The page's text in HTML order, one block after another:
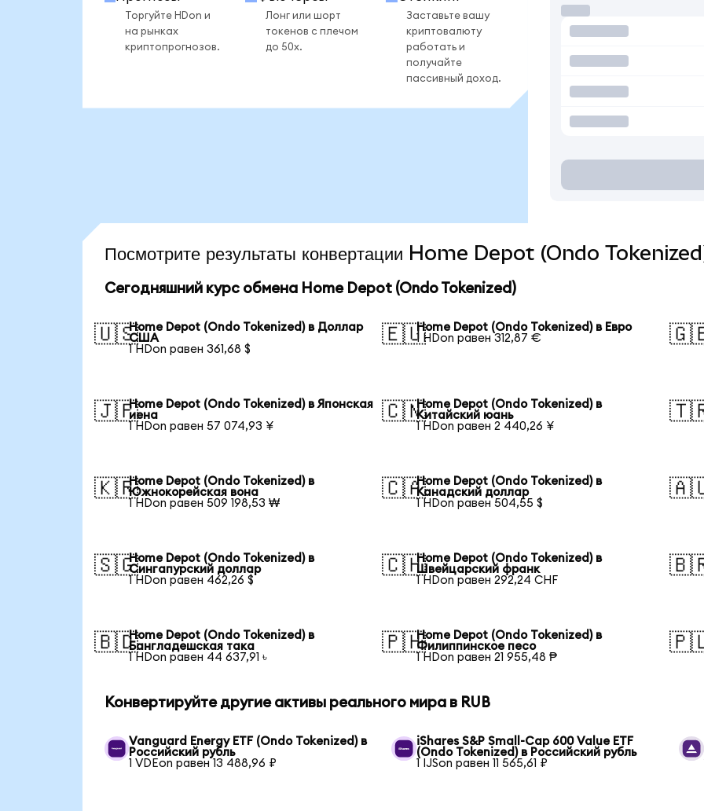
Торгуйте HDon и
на рынках
криптопрогнозов.
Лонг или шорт
токенов с плечом
до 50x.
Заставьте вашу
криптовалюту
работать и
получайте
пассивный доход.
Посмотрите результаты конвертации Home Depot (Ondo
Сегодняшний курс обмена Home Depot (Ondo Tokenized)
🇺🇸Home Depot (Ondo Tokenized) в Доллар
США
1 HDon равен 361,68 $
🇪🇺Home Depot (Ondo Tokenized) в Евро
1 HDon равен 312,87 €
🇯🇵Home Depot (Ondo Tokenized) в Японская
иена
1 HDon равен 57 074,93 ¥
🇨🇳Home Depot (Ondo Tokenized) в
Китайский юань
1 HDon равен 2 440,26 ¥
🇰🇷Home Depot (Ondo Tokenized) в
Южнокорейская вона
1 HDon равен 509 198,53 ₩
🇨🇦Home Depot (Ondo Tokenized) в
Канадский доллар
1 HDon равен 504,55 $
🇸🇬Home Depot (Ondo Tokenized) в
Сингапурский доллар
1 HDon равен 462,26 $
🇨🇭Home Depot (Ondo Tokenized) в
Швейцарский франк
1 HDon равен 292,24 CHF
🇧🇩Home Depot (Ondo Tokenized) в
Бангладешская така
1 HDon равен 44 637,91 ৳
🇵🇭Home Depot (Ondo Tokenized) в
Филиппинское песо
1 HDon равен 21 955,48 ₱
Конвертируйте другие активы реального мира в RUB
Vanguard Energy ETF (Ondo Tokenized) в
Российский рубль
1 VDEon равен 13 488,96 ₽
iShares S&P Small-Cap 600 Value ETF
(Ondo Tokenized) в Российский рубль
1 IJSon равен 11 565,61 ₽